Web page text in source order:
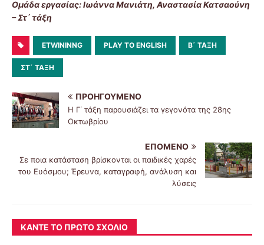
Ομάδα εργασίας: Ιωάννα Μανιάτη, Αναστασία Κατσαούνη
– Στ΄ τάξη
ETWININNG PLAY TO ENGLISH Β΄ ΤΆΞΗ
ΣΤ΄ ΤΆΞΗ
ΠΡΟΗΓΟΎΜΕΝΟ
Η Γ΄ τάξη παρουσιάζει τα γεγονότα της 28ης
Οκτωβρίου
ΕΠΌΜΕΝΟ
Σε ποια κατάσταση βρίσκονται οι παιδικές χαρές
του Ευόσμου; Έρευνα, καταγραφή, ανάλυση και
λύσεις
ΚΆΝΤΕ ΤΟ ΠΡΏΤΟ ΣΧΌΛΙΟ